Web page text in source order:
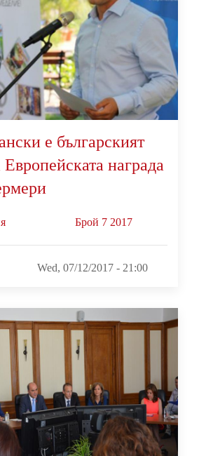
е българският
Европейската награда
Брой 7 2017
Wed, 07/12/2017 - 21:00